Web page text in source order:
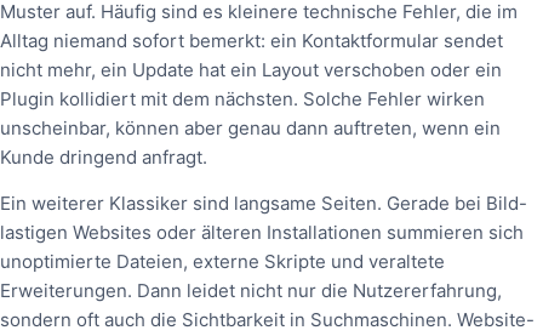
Muster auf. Häufig sind es kleinere technische Fehler, die im
Alltag niemand sofort bemerkt: ein Kontaktformular sendet
nicht mehr, ein Update hat ein Layout verschoben oder ein
Plugin kollidiert mit dem nächsten. Solche Fehler wirken
unscheinbar, können aber genau dann auftreten, wenn ein
Kunde dringend anfragt.
Ein weiterer Klassiker sind langsame Seiten. Gerade bei Bild-
lastigen Websites oder älteren Installationen summieren sich
unoptimierte Dateien, externe Skripte und veraltete
Erweiterungen. Dann leidet nicht nur die Nutzererfahrung,
sondern oft auch die Sichtbarkeit in Suchmaschinen. Website-